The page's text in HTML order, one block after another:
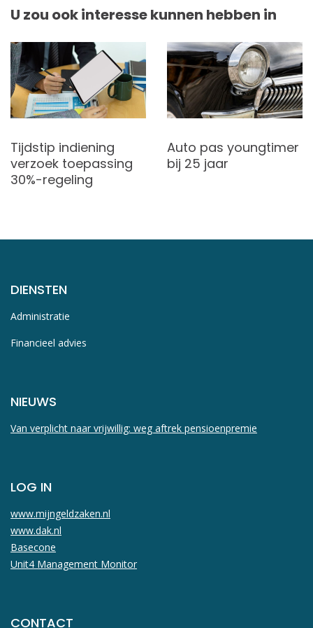
U zou ook interesse kunnen hebben in
Tijdstip indiening
verzoek toepassing
30%-regeling
Auto pas youngtimer
bij 25 jaar
DIENSTEN
Administratie
Financieel advies
NIEUWS
Van verplicht naar vrijwillig: weg aftrek pensioenpremie
LOG IN
www.mijngeldzaken.nl
www.dak.nl
Basecone
Unit4 Management Monitor
CONTACT